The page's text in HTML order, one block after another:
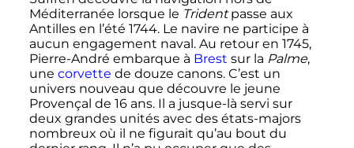
Méditerranée lorsque le Tridentpasse aux
Antilles en l’été 1744. Le navire ne participe à
aucun engagement naval. Au retour en 1745,
Pierre-André embarque à Brest sur la Palme,
une corvette de douze canons. C’est un
univers nouveau que découvre le jeune
Provençal de 16 ans. Il a jusque-là servi sur
deux grandes unités avec des états-majors
nombreux où il ne figurait qu’au bout du